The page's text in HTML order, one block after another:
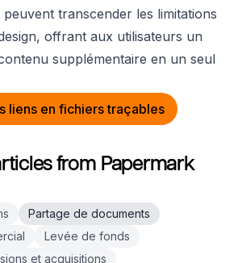
transcender les limitations
offrant aux utilisateurs un
supplémentaire en un seul
liens en fichiers traçables
from Papermark
Partage de documents
Levée de fonds
et acquisitions